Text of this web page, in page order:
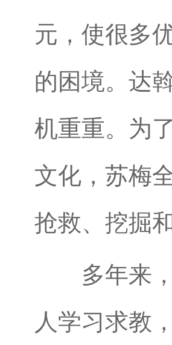
元，使很多
的困境。达
机重重。为
文化，苏梅
抢救、挖掘
多年来，
人学习求教